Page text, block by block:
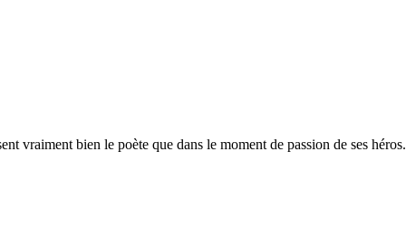
vraiment bien le poète que dans le moment de passion de ses héros.